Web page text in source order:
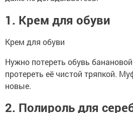
1. Крем для обуви
Крем для обуви
Нужно потереть обувь
протереть её чистой тряпкой.
новые.
2. Полироль для